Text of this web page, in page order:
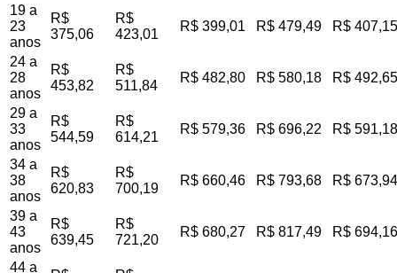
19 a
23
anos
R$
375,06
R$
423,01
R$ 399,01 R$ 479,49 R$ 407,15
24 a
28
anos
R$
453,82
R$
511,84
R$ 482,80 R$ 580,18 R$ 492,65
29 a
33
anos
R$
544,59
R$
614,21
R$ 579,36 R$ 696,22 R$ 591,18
34 a
38
anos
R$
620,83
R$
700,19
R$ 660,46 R$ 793,68 R$ 673,94
39 a
43
anos
R$
639,45
R$
721,20
R$ 680,27 R$ 817,49 R$ 694,16
44 a